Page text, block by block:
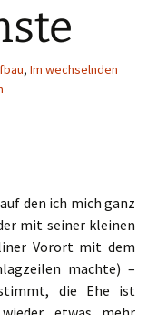
, Im wechselnden
den ich mich ganz
mit seiner kleinen
Vorort mit dem
machte) –
die Ehe ist